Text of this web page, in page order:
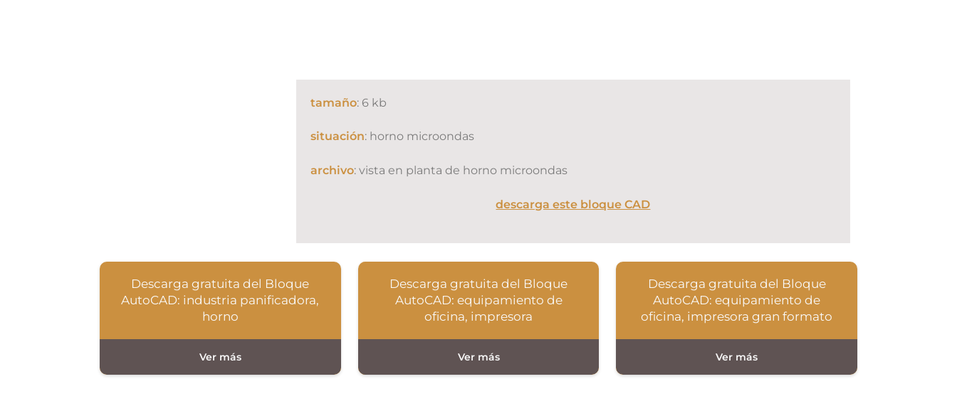
tamaño: 6 kb
situación: horno microondas
archivo: vista en planta de horno microondas
descarga este bloque CAD
Descarga gratuita del Bloque
AutoCAD: industria panificadora,
horno
Descarga gratuita del Bloque
AutoCAD: equipamiento de
oficina, impresora
Descarga gratuita del Bloque
AutoCAD: equipamiento de
oficina, impresora gran formato